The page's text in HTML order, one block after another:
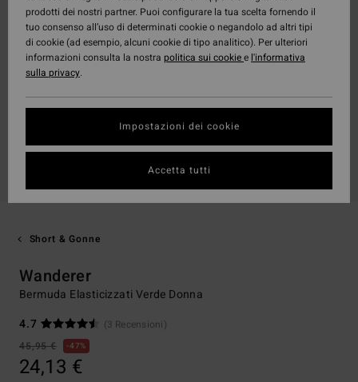
Short & Gonne
Wanderer
Bermuda Elasticizzati Verde Donna
4.7
(3 Recensioni)
45,95 €
47%
24,13 €
prodotti dei nostri partner. Puoi configurare la tua scelta fornendo il
tuo consenso all’uso di determinati cookie o negandolo ad altri tipi
di cookie (ad esempio, alcuni cookie di tipo analitico). Per ulteriori
informazioni consulta la nostra politica sui cookiee l'informativa
sulla privacy.
Impostazioni dei cookie
Accetta tutti